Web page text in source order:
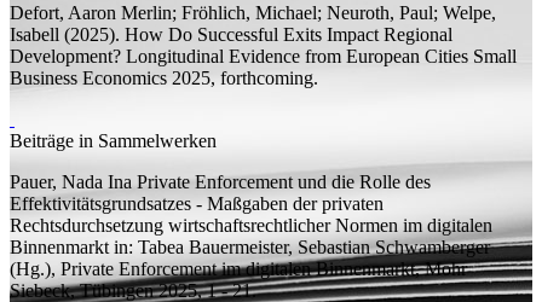
Defort, Aaron Merlin; Fröhlich, Michael; Neuroth, Paul; Welpe,
Isabell (2025). How Do Successful Exits Impact Regional
Development? Longitudinal Evidence from European Cities Small
Business Economics 2025, forthcoming.
Beiträge in Sammelwerken
Pauer, Nada Ina Private Enforcement und die Rolle des
Effektivitätsgrundsatzes - Maßgaben der privaten
Rechtsdurchsetzung wirtschaftsrechtlicher Normen im digitalen
Binnenmarkt in: Tabea Bauermeister, Sebastian Schwamberger
(Hg.), Private Enforcement im digitalen Binnenmarkt, Mohr
Siebeck, Tübingen 2025, 1 - 21.